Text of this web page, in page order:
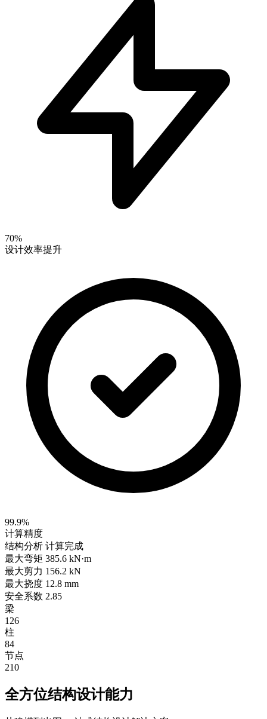
70%
设计效率提升
99.9%
计算精度
结构分析 计算完成
最大弯矩 385.6 kN·m
最大剪力 156.2 kN
最大挠度 12.8 mm
安全系数 2.85
梁
126
柱
84
节点
210
全方位结构设计能力